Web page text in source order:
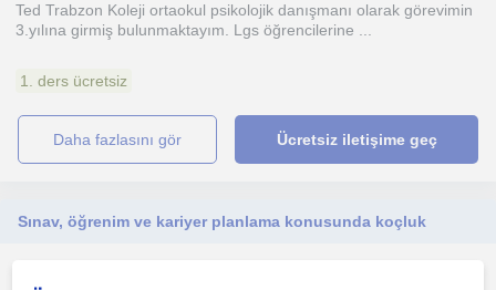
Ted Trabzon Koleji ortaokul psikolojik danışmanı olarak görevimin
3.yılına girmiş bulunmaktayım. Lgs öğrencilerine ...
1. ders ücretsiz
daha fazlasını gör Ücretsiz iletişime geç
Sınav, öğrenim ve kariyer planlama konusunda koçluk